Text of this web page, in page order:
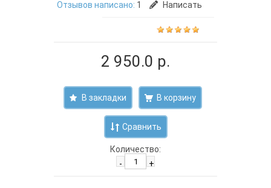
Отзывов написано: 1 Написать
2 950.0 р.
В закладки
Сравнить
Количество:
-
+